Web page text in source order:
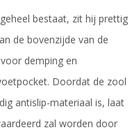
bestaat, zit hij prettig
de bovenzijde van de
demping en
Doordat de zool
antislip-materiaal is, laat
zal worden door